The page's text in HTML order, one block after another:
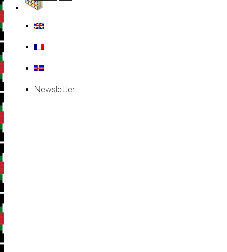
Newsletter